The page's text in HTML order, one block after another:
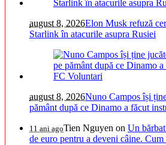
august 8, 2026Elon Musk refuză
Starlink în atacurile asupra Rusiei
august 8, 2026Nuno Campos își
pământ după ce Dinamo a făcut
11 ani agoTien Nguyen on Un
de euro pentru a deveni câine.